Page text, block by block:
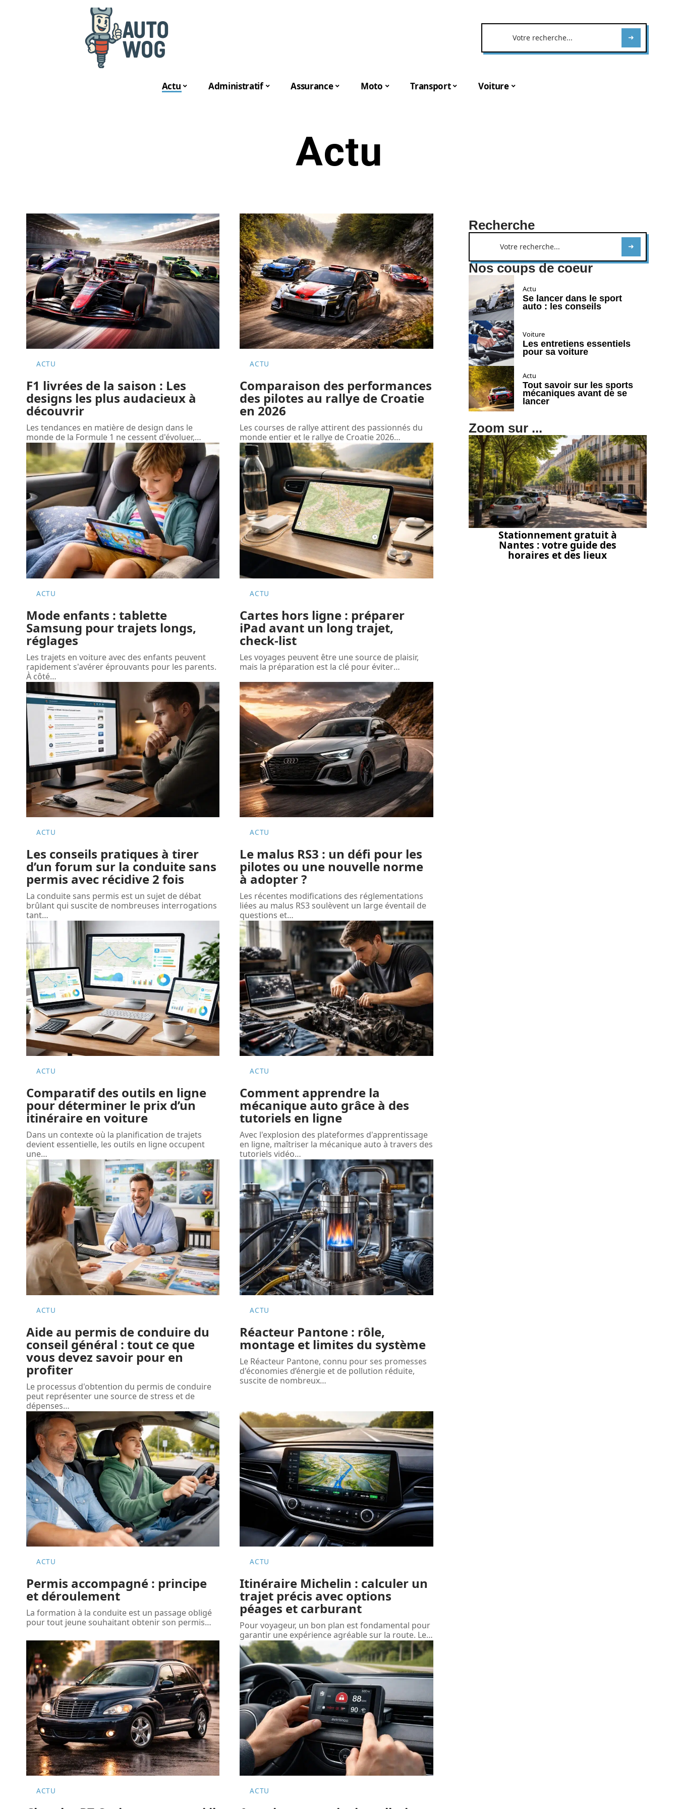
Actu Administratif Assurance Moto Transport Voiture
Actu
ACTU
F1 livrées de la saison : Les
designs les plus audacieux à
découvrir
Les tendances en matière de design dans le
monde de la Formule 1 ne cessent d'évoluer,…
ACTU
Comparaison des performances
des pilotes au rallye de Croatie
en 2026
Les courses de rallye attirent des passionnés du
monde entier et le rallye de Croatie 2026…
ACTU
Mode enfants : tablette
Samsung pour trajets longs,
réglages
Les trajets en voiture avec des enfants peuvent
rapidement s'avérer éprouvants pour les parents.
À côté…
ACTU
Cartes hors ligne : préparer
iPad avant un long trajet,
check-list
Les voyages peuvent être une source de plaisir,
mais la préparation est la clé pour éviter…
ACTU
Les conseils pratiques à tirer
d’un forum sur la conduite sans
permis avec récidive 2 fois
La conduite sans permis est un sujet de débat
brûlant qui suscite de nombreuses interrogations
tant…
ACTU
Le malus RS3 : un défi pour les
pilotes ou une nouvelle norme
à adopter ?
Les récentes modifications des réglementations
liées au malus RS3 soulèvent un large éventail de
questions et…
ACTU
Comparatif des outils en ligne
pour déterminer le prix d’un
itinéraire en voiture
Dans un contexte où la planification de trajets
devient essentielle, les outils en ligne occupent
une…
ACTU
Comment apprendre la
mécanique auto grâce à des
tutoriels en ligne
Avec l'explosion des plateformes d'apprentissage
en ligne, maîtriser la mécanique auto à travers des
tutoriels vidéo…
ACTU
Aide au permis de conduire du
conseil général : tout ce que
vous devez savoir pour en
profiter
Le processus d'obtention du permis de conduire
peut représenter une source de stress et de
dépenses…
ACTU
Réacteur Pantone : rôle,
montage et limites du système
Le Réacteur Pantone, connu pour ses promesses
d'économies d’énergie et de pollution réduite,
suscite de nombreux…
ACTU
Permis accompagné : principe
et déroulement
La formation à la conduite est un passage obligé
pour tout jeune souhaitant obtenir son permis…
ACTU
Itinéraire Michelin : calculer un
trajet précis avec options
péages et carburant
Pour voyageur, un bon plan est fondamental pour
garantir une expérience agréable sur la route. Le…
ACTU ACTU
Recherche
Nos coups de coeur
Actu
Se lancer dans le sport
auto : les conseils
Voiture
Les entretiens essentiels
pour sa voiture
Actu
Tout savoir sur les sports
mécaniques avant de se
lancer
Zoom sur ...
Stationnement gratuit à
Nantes : votre guide des
horaires et des lieux